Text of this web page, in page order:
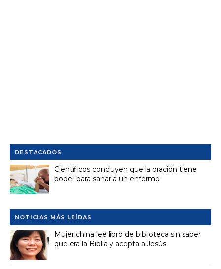
DESTACADOS
Científicos concluyen que la oración tiene
poder para sanar a un enfermo
NOTICIAS MÁS LEÍDAS
Mujer china lee libro de biblioteca sin saber
que era la Biblia y acepta a Jesús